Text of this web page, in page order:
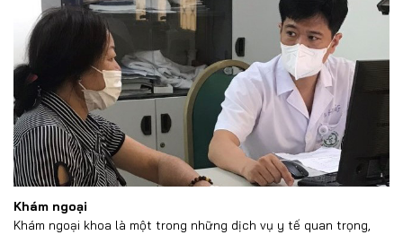
Khám ngoại
Khám ngoại khoa là một trong những dịch vụ y tế quan trọng,